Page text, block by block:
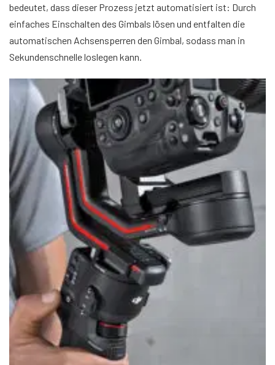
bedeutet, dass dieser Prozess jetzt automatisiert ist: Durch
einfaches Einschalten des Gimbals lösen und entfalten die
automatischen Achsensperren den Gimbal, sodass man in
Sekundenschnelle loslegen kann.